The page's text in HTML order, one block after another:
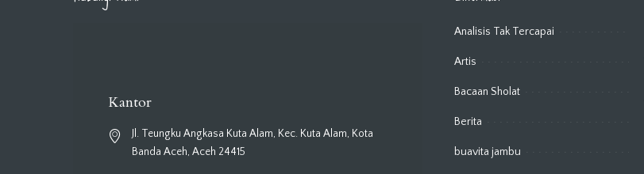
Kantor
Jl. Teungku Angkasa Kuta Alam, Kec. Kuta Alam, Kota
Banda Aceh, Aceh 24415
Analisis Tak Tercapai
Artis
Bacaan Sholat
Berita
buavita jambu